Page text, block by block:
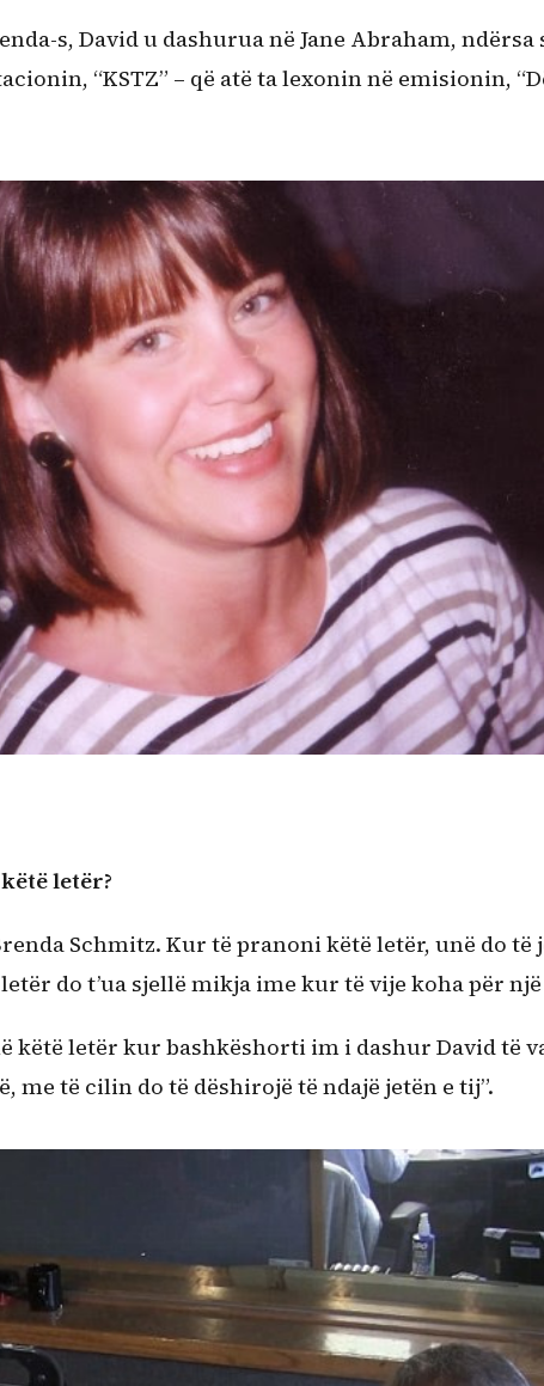
s, David u dashurua në Jane Abraham, ndërsa
“KSTZ” – që atë ta lexonin në emisionin,
letër?
Schmitz. Kur të pranoni këtë letër, unë do të
do t’ua sjellë mikja ime kur të vije koha për
këtë letër kur bashkëshorti im i dashur David të
me të cilin do të dëshirojë të ndajë jetën e tij”.